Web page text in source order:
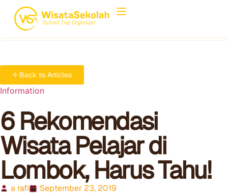
Home Information
6 Rekomendasi Wisata Pelajar di
Back to Articles
Information
6 Rekomendasi
Wisata Pelajar di
Lombok, Harus Tahu!
a rafi September 23, 2019